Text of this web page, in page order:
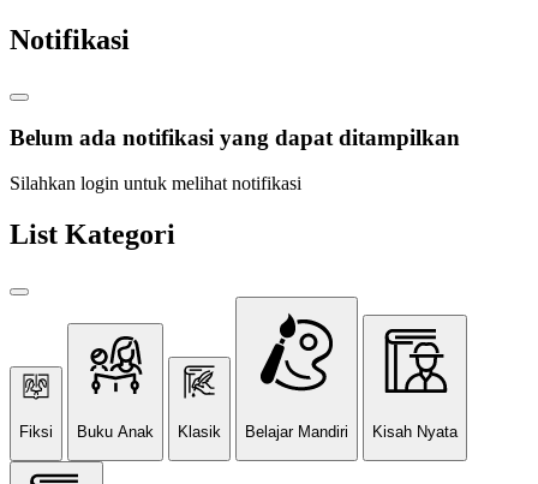
Notifikasi
Belum ada notifikasi yang dapat ditampilkan
Silahkan login untuk melihat notifikasi
List Kategori
Fiksi Buku Anak Klasik Belajar Mandiri Kisah Nyata